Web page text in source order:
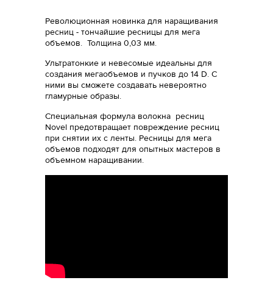
Революционная новинка для наращивания
ресниц - тончайшие ресницы для мега
объемов. Толщина 0,03 мм.
Ультратонкие и невесомые идеальны для
создания мегаобъемов и пучков до 14 D. С
ними вы сможете создавать невероятно
гламурные образы.
Специальная формула волокна ресниц
Novel предотвращает повреждение ресниц
при снятии их с ленты. Ресницы для мега
объемов подходят для опытных мастеров в
объемном наращивании.